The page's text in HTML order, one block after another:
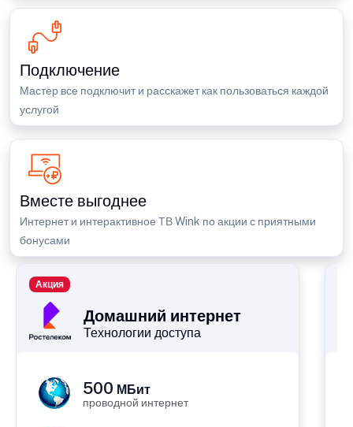
Подключение
Мастер все подключит и расскажет как пользоваться каждой
услугой
Вместе выгоднее
Интернет и интерактивное ТВ Wink по акции с приятными
бонусами
Домашний интернет
Технологии доступа
Акция
500 МБит
проводной интернет